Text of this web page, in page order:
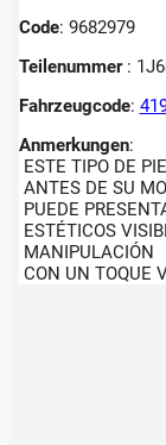
Code: 9682979
Teilenummer :
Fahrzeugcode:
Anmerkungen:
ESTE TIPO DE
ANTES DE SU
PUEDE
ESTÉTICOS
MANIPULACIÓN
CON UN TOQUE